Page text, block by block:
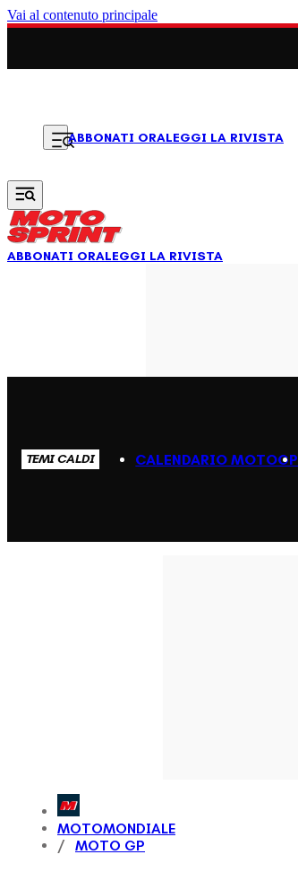
Vai al contenuto principale
ABBONATI ORALEGGI LA RIVISTA
ABBONATI ORALEGGI LA RIVISTA
TEMI CALDI CALENDARIO MOTOGP
MOTOMONDIALE
MOTO GP